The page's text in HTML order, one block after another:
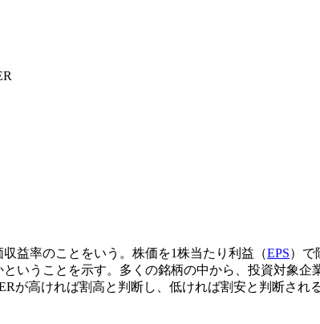
収益率のことをいう。株価を1株当たり利益（EPS）で
いうことを示す。多くの銘柄の中から、投資対象
が高ければ割高と判断し、低ければ割安と判断される